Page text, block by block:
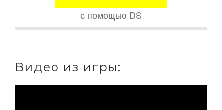
с помощью DS
Видео из игры: